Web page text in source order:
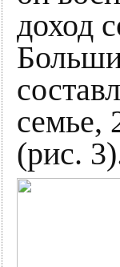
доход
семье,
(рис.